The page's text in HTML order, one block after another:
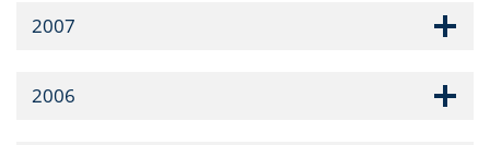
2007
2006